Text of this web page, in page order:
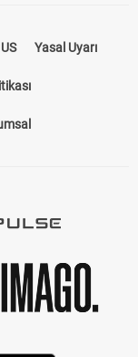
Yasal Uyarı